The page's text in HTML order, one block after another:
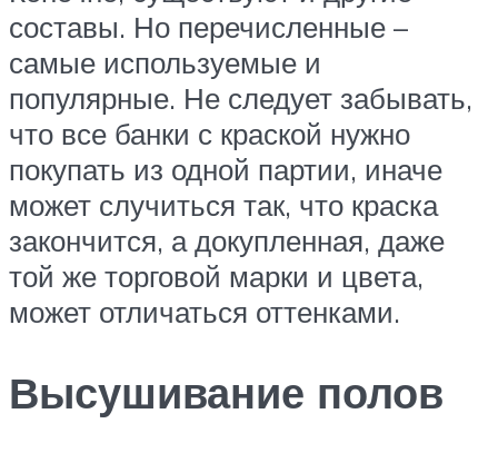
составы. Но перечисленные –
самые используемые и
популярные. Не следует забывать,
что все банки с краской нужно
покупать из одной партии, иначе
может случиться так, что краска
закончится, а докупленная, даже
той же торговой марки и цвета,
может отличаться оттенками.
Высушивание полов